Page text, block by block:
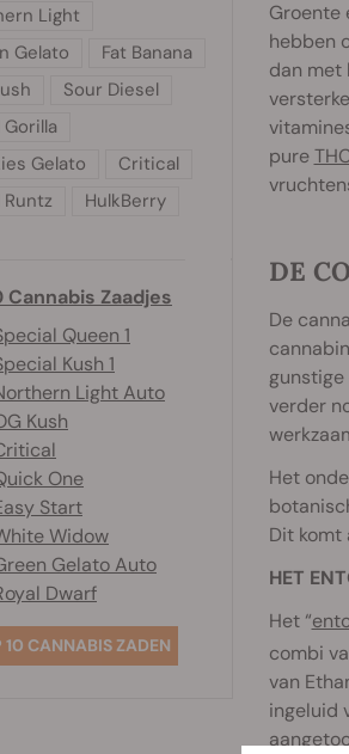
Groente
hebben
dan met
pure
DE
De
verder
Het
Dit komt
HET
Het “
combi
van
ingeluid
Light
Gelato
Fat Banana
Sour Diesel
Gorilla
Gelato
Critical
Runtz
HulkBerry
Cannabis Zaadjes
Queen 1
Kush 1
Light Auto
Kush
One
Start
Widow
Gelato Auto
Dwarf
10 CANNABIS ZADEN